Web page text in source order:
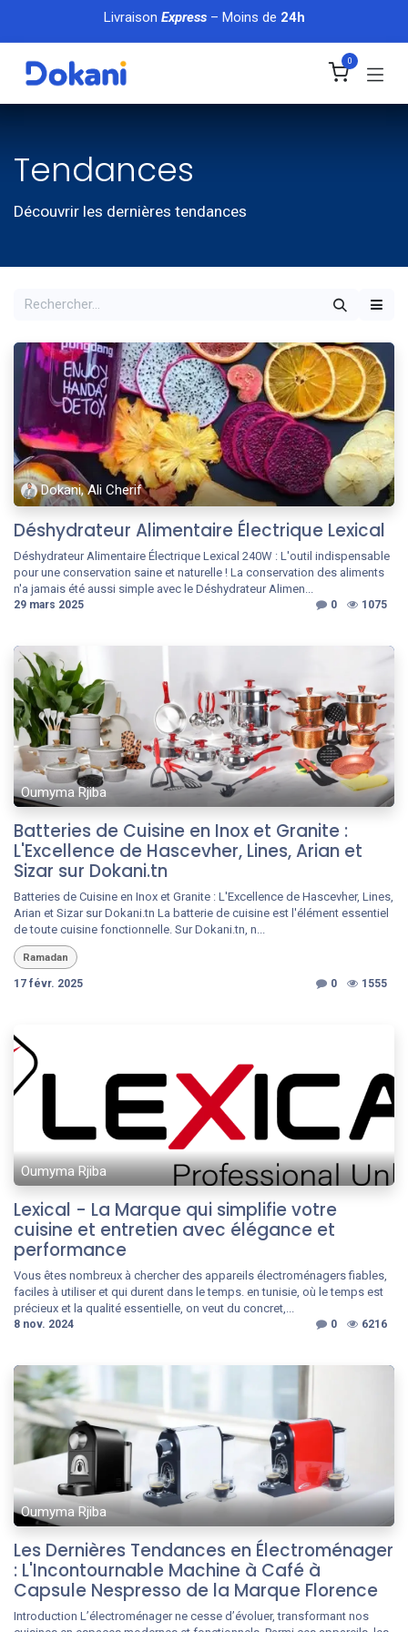
Se rendre au contenu
Livraison Express– Moins de 24h
0
Tendances
Découvrir les dernières tendances
Dokani, Ali Cherif
Déshydrateur Alimentaire Électrique Lexical
Déshydrateur Alimentaire Électrique Lexical 240W : L'outil indispensable
pour une conservation saine et naturelle ! La conservation des aliments
n'a jamais été aussi simple avec le Déshydrateur Alimen...
29 mars 2025 0 1075
Oumyma Rjiba
Batteries de Cuisine en Inox et Granite :
L'Excellence de Hascevher, Lines, Arian et
Sizar sur Dokani.tn
Batteries de Cuisine en Inox et Granite : L'Excellence de Hascevher, Lines,
Arian et Sizar sur Dokani.tn La batterie de cuisine est l'élément essentiel
de toute cuisine fonctionnelle. Sur Dokani.tn, n...
Ramadan
17 févr. 2025 0 1555
Oumyma Rjiba
Lexical - La Marque qui simplifie votre
cuisine et entretien avec élégance et
performance
Vous êtes nombreux à chercher des appareils électroménagers fiables,
faciles à utiliser et qui durent dans le temps. en tunisie, où le temps est
précieux et la qualité essentielle, on veut du concret,...
8 nov. 2024 0 6216
Oumyma Rjiba
Les Dernières Tendances en Électroménager
: L'Incontournable Machine à Café à
Capsule Nespresso de la Marque Florence
Introduction L’électroménager ne cesse d’évoluer, transformant nos